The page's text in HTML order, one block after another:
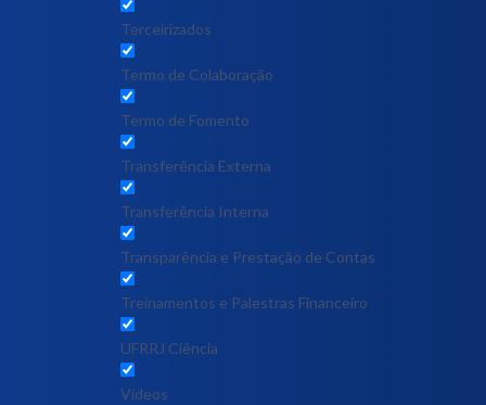
Terceirizados
Termo de Colaboração
Termo de Fomento
Transferência Externa
Transferência Interna
Transparência e Prestação de Contas
Treinamentos e Palestras Financeiro
UFRRJ Ciência
Vídeos